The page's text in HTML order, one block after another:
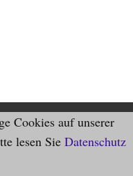
Cookies auf unserer
lesen Sie Datenschutz